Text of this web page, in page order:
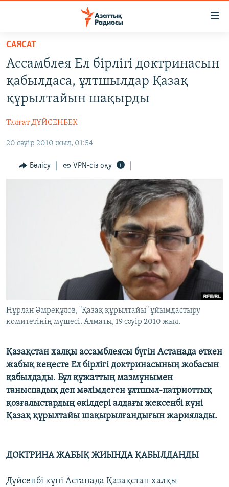
Skip
main
content
to
main
Skip
Search
ЖАҢАЛЫҚТАР
САЯСАТ
АДАМ ҚҰҚЫҚТАРЫ
ӘЛЕУМЕТ
ӘЛЕМ
Басқа тілдерде
САЯСАТ
Ассамблея Ел бірлігі доктринасын
қабылдаса, ұлтшылдар Қазақ
құрылтайын шақырды
Талғат ДҮЙСЕНБЕК
20 сәуір 2010 жыл, 01:54
Бөлісу VPN-сіз оқу
Нұрлан Әмреқұлов, "Қазақ құрылтайы" ұйымдастыру
комитетінің мүшесі. Алматы, 19 сәуір 2010 жыл.
Қазақстан халқы ассамблеясы бүгін Астанада өткен
жабық кеңесте Ел бірлігі доктринасының жобасын
қабылдады. Бұл құжаттың мазмұнымен
таныспадық деп мәлімдеген ұлтшыл-патриоттық
қозғалыстардың өкілдері алдағы жексенбі күні
Қазақ құрылтайы шақырылғандығын жариялады.
ДОКТРИНА ЖАБЫҚ ЖИЫНДА ҚАБЫЛДАНДЫ
Дүйсенбі күні Астанада Қазақстан халқы